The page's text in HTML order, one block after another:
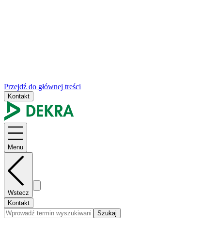
Przejdź do głównej treści
Kontakt
Menu
Wstecz
Kontakt
Szukaj